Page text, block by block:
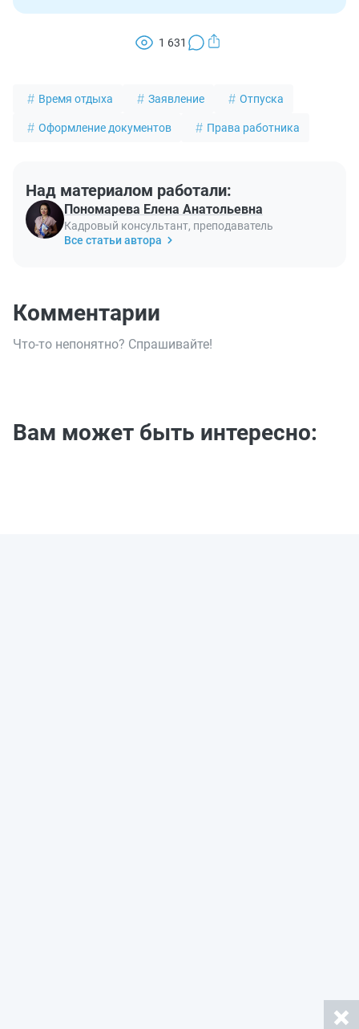
1 631
Время отдыха Заявление Отпуска
Оформление документов Права работника
Над материалом работали:
Пономарева Елена Анатольевна
Кадровый консультант, преподаватель
Все статьи автора
Комментарии
Что-то непонятно? Спрашивайте!
Вам может быть интересно: